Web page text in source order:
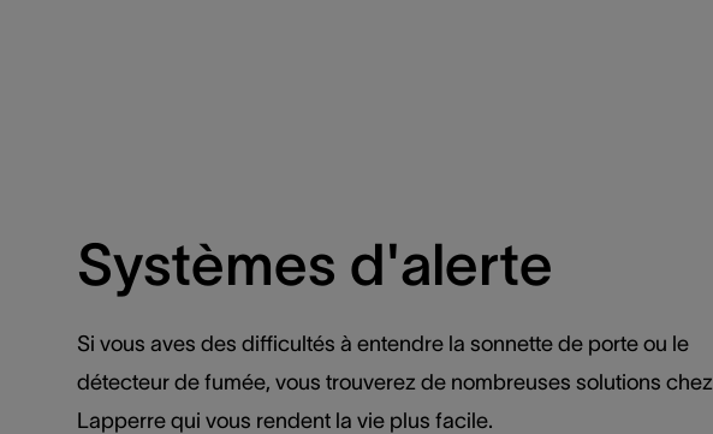
Systèmes d'alerte
Si vous aves des difficultés à entendre la sonnette de porte ou le
détecteur de fumée, vous trouverez de nombreuses solutions chez
Lapperre qui vous rendent la vie plus facile.